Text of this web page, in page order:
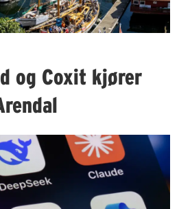
og Coxit kjører